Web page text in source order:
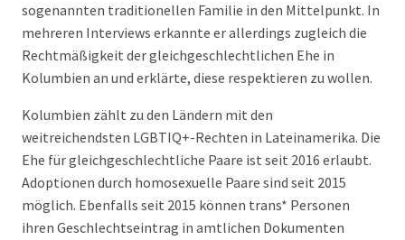
sogenannten traditionellen Familie in den Mittelpunkt. In
mehreren Interviews erkannte er allerdings zugleich die
Rechtmäßigkeit der gleichgeschlechtlichen Ehe in
Kolumbien an und erklärte, diese respektieren zu wollen.
Kolumbien zählt zu den Ländern mit den
weitreichendsten LGBTIQ+-Rechten in Lateinamerika. Die
Ehe für gleichgeschlechtliche Paare ist seit 2016 erlaubt.
Adoptionen durch homosexuelle Paare sind seit 2015
möglich. Ebenfalls seit 2015 können trans* Personen
ihren Geschlechtseintrag in amtlichen Dokumenten